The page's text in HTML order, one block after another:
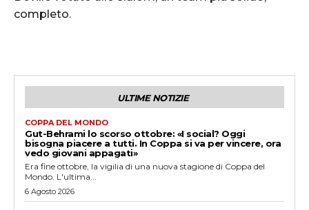
completo.
ULTIME NOTIZIE
COPPA DEL MONDO
Gut-Behrami lo scorso ottobre: «I social? Oggi
bisogna piacere a tutti. In Coppa si va per vincere, ora
vedo giovani appagati»
Era fine ottobre, la vigilia di una nuova stagione di Coppa del
Mondo. L'ultima...
6 Agosto 2026